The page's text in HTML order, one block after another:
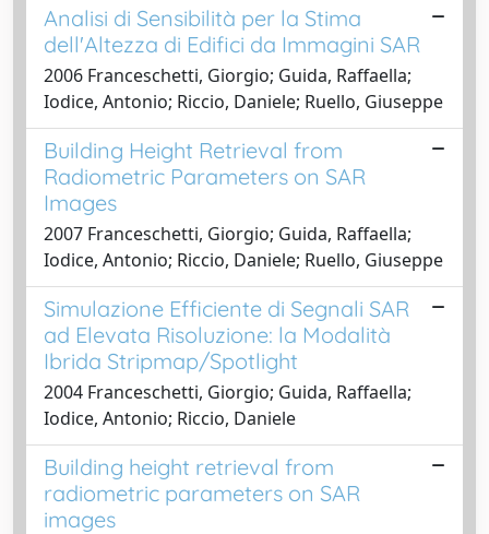
Analisi di Sensibilità per la Stima
dell'Altezza di Edifici da Immagini SAR
2006 Franceschetti, Giorgio; Guida, Raffaella;
Iodice, Antonio; Riccio, Daniele; Ruello, Giuseppe
Building Height Retrieval from
Radiometric Parameters on SAR
Images
2007 Franceschetti, Giorgio; Guida, Raffaella;
Iodice, Antonio; Riccio, Daniele; Ruello, Giuseppe
Simulazione Efficiente di Segnali SAR
ad Elevata Risoluzione: la Modalità
Ibrida Stripmap/Spotlight
2004 Franceschetti, Giorgio; Guida, Raffaella;
Iodice, Antonio; Riccio, Daniele
Building height retrieval from
radiometric parameters on SAR
images